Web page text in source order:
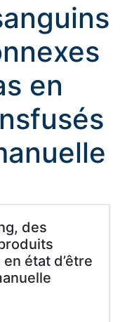
en
des
état d’être